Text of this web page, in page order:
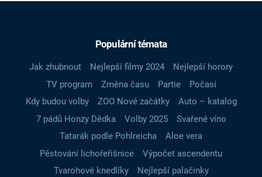
Populární témata
Jak zhubnout Nejlepší filmy 2024
Nejlepší horory
TV program
Změna času Partie
Počasí
Kdy budou volby
ZOO Nové začátky
Auto – katalog
7 pádů Honzy Dědka
Volby 2025
Svařené víno
Tatarák podle Pohlreicha
Aloe vera
Pěstování lichořeřišnice
Výpočet ascendentu
Tvarohové knedlíky
Nejlepší palačinky